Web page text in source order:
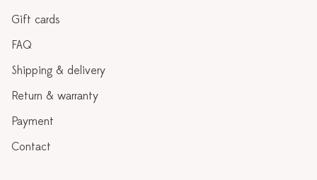
Gift cards
FAQ
Shipping & delivery
Return & warranty
Payment
Contact